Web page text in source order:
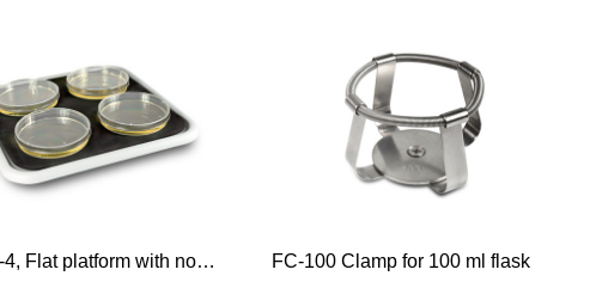
Bio PP-4, Flat platform with non-slip rubber mat FC-100 Clamp for 100 ml flask